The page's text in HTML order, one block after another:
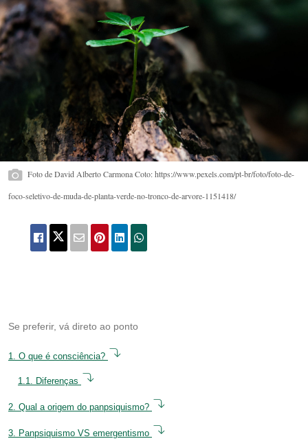
Foto de David Alberto Carmona Coto: https://www.pexels.com/pt-br/foto/foto-de-
foco-seletivo-de-muda-de-planta-verde-no-tronco-de-arvore-1151418/
Se preferir, vá direto ao ponto
1. O que é consciência?
1.1. Diferenças
2. Qual a origem do panpsiquismo?
3. Panpsiquismo VS emergentismo